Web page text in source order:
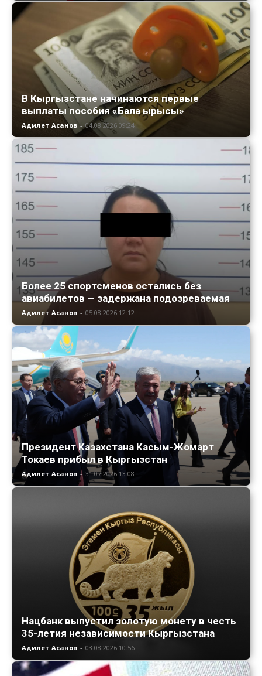
В Кыргызстане начинаются первые
выплаты пособия «Бала ырысы»
Адилет Асанов - 04.08.2026 09:24
Более 25 спортсменов остались без
авиабилетов — задержана подозреваемая
Адилет Асанов - 05.08.2026 12:12
Президент Казахстана Касым-Жомарт
Токаев прибыл в Кыргызстан
Адилет Асанов - 31.07.2026 13:08
Нацбанк выпустил золотую монету в честь
35-летия независимости Кыргызстана
Адилет Асанов - 03.08.2026 10:56